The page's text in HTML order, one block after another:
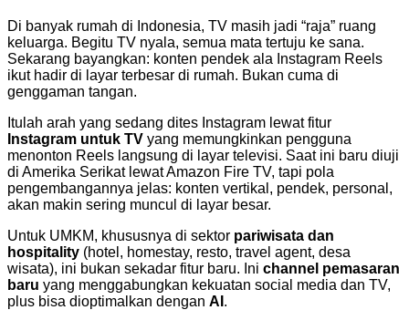
Di banyak rumah di Indonesia, TV masih jadi “raja” ruang
keluarga. Begitu TV nyala, semua mata tertuju ke sana.
Sekarang bayangkan: konten pendek ala Instagram Reels
ikut hadir di layar terbesar di rumah. Bukan cuma di
genggaman tangan.
Itulah arah yang sedang dites Instagram lewat fitur
Instagram untuk TV yang memungkinkan pengguna
menonton Reels langsung di layar televisi. Saat ini baru diuji
di Amerika Serikat lewat Amazon Fire TV, tapi pola
pengembangannya jelas: konten vertikal, pendek, personal,
akan makin sering muncul di layar besar.
Untuk UMKM, khususnya di sektor pariwisata dan
hospitality (hotel, homestay, resto, travel agent, desa
wisata), ini bukan sekadar fitur baru. Ini channel pemasaran
baru yang menggabungkan kekuatan social media dan TV,
plus bisa dioptimalkan dengan AI .